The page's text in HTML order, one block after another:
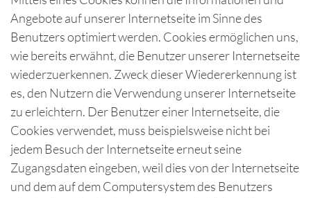
Angebote auf unserer Internetseite im Sinne des
Benutzers optimiert werden. Cookies ermöglichen uns,
wie bereits erwähnt, die Benutzer unserer Internetseite
wiederzuerkennen. Zweck dieser Wiedererkennung ist
es, den Nutzern die Verwendung unserer Internetseite
zu erleichtern. Der Benutzer einer Internetseite, die
Cookies verwendet, muss beispielsweise nicht bei
jedem Besuch der Internetseite erneut seine
Zugangsdaten eingeben, weil dies von der Internetseite
und dem auf dem Computersystem des Benutzers